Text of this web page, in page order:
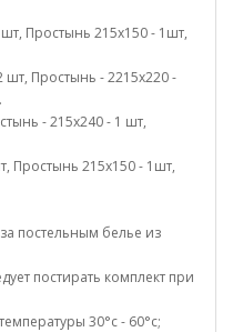
Простынь 215х150 - 1шт,
шт, Простынь - 2215х220 -
- 215х240 - 1 шт,
Простынь 215х150 - 1шт,
постельным белье из
постирать комплект при
30°c - 60°c;